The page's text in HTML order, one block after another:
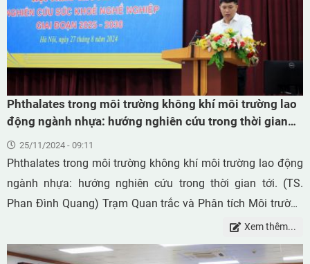
Phthalates trong môi trường không khí môi trường lao
động ngành nhựa: hướng nghiên cứu trong thời gian
tới25/11/2024 - 09:11
Phthalates trong môi trường không khí môi trường lao động
ngành nhựa: hướng nghiên cứu trong thời gian tới. (TS.
Phan Đình Quang) Trạm Quan trắc và Phân tích Môi trường
Lao động, Viện Khoa học An toàn và Vệ sinh Lao động, 99
Trần Quốc Toản, Hoàn Kiếm, Hà Nội.
Xem thêm...